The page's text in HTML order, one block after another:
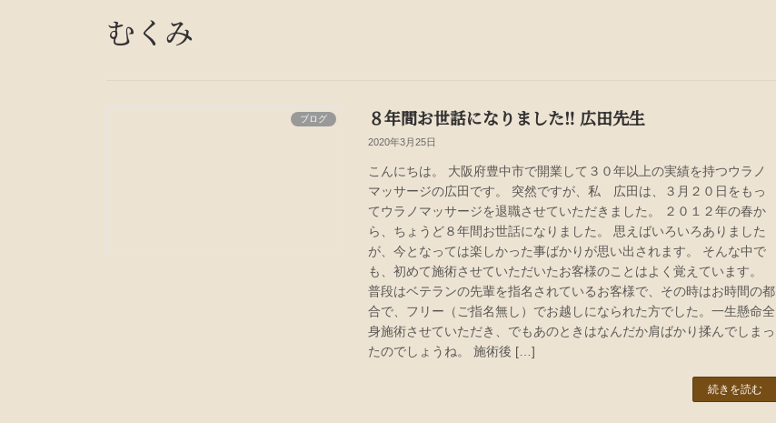
むくみ
ブログ ８年間お世話になりました‼︎ 広田先生
2020年3月25日
こんにちは。 大阪府豊中市で開業して３０年以上の実績を持つウラノ
マッサージの広田です。 突然ですが、私 広田は、３月２０日をもっ
てウラノマッサージを退職させていただきました。 ２０１２年の春か
ら、ちょうど８年間お世話になりました。 思えばいろいろありました
が、今となっては楽しかった事ばかりが思い出されます。 そんな中で
も、初めて施術させていただいたお客様のことはよく覚えています。
普段はベテランの先輩を指名されているお客様で、その時はお時間の都
合で、フリー（ご指名無し）でお越しになられた方でした。一生懸命全
身施術させていただき、でもあのときはなんだか肩ばかり揉んでしまっ
たのでしょうね。 施術後 […]
続きを読む